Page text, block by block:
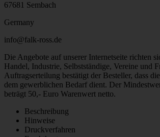
67681 Sembach
Germany
info@falk-ross.de
Die Angebote auf unserer Internetseite richten
Handel, Industrie, Selbstständige, Vereine und
Auftragserteilung bestätigt der Besteller, dass
dem gewerblichen Bedarf dient. Der
beträgt 50,- Euro Warenwert netto.
Beschreibung
Hinweise
Druckverfahren